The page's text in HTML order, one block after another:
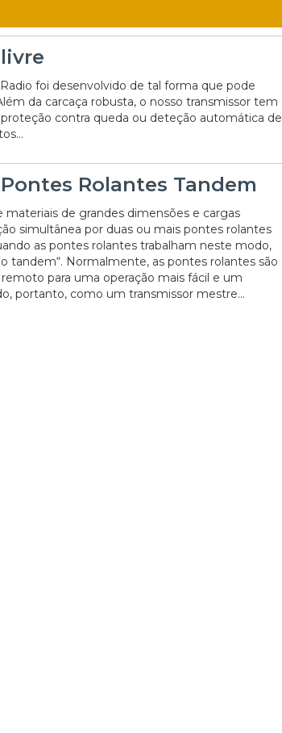
foi desenvolvido de tal forma que pode
da carcaça robusta, o nosso transmissor tem
contra queda ou deteção automática de
Rolantes Tandem
de grandes dimensões e cargas
simultânea por duas ou mais pontes rolantes
as pontes rolantes trabalham neste modo,
tandem“. Normalmente, as pontes rolantes são
para uma operação mais fácil e um
portanto, como um transmissor mestre...